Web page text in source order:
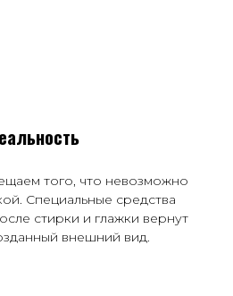
того, что невозможно
Специальные средства
стирки и глажки вернут
внешний вид.